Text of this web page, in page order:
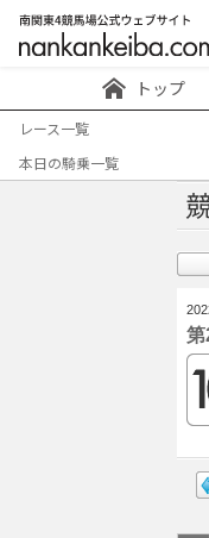
トップ
レース一覧
本日の騎乗一覧